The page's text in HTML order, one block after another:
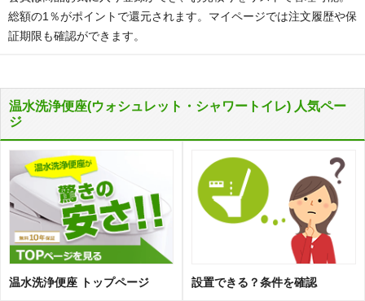
総額の1％がポイントで還元されます。マイページでは注文履歴や保
証期限も確認ができます。
温水洗浄便座(ウォシュレット・シャワートイレ) 人気ペー
ジ
温水洗浄便座 トップページ 設置できる？条件を確認